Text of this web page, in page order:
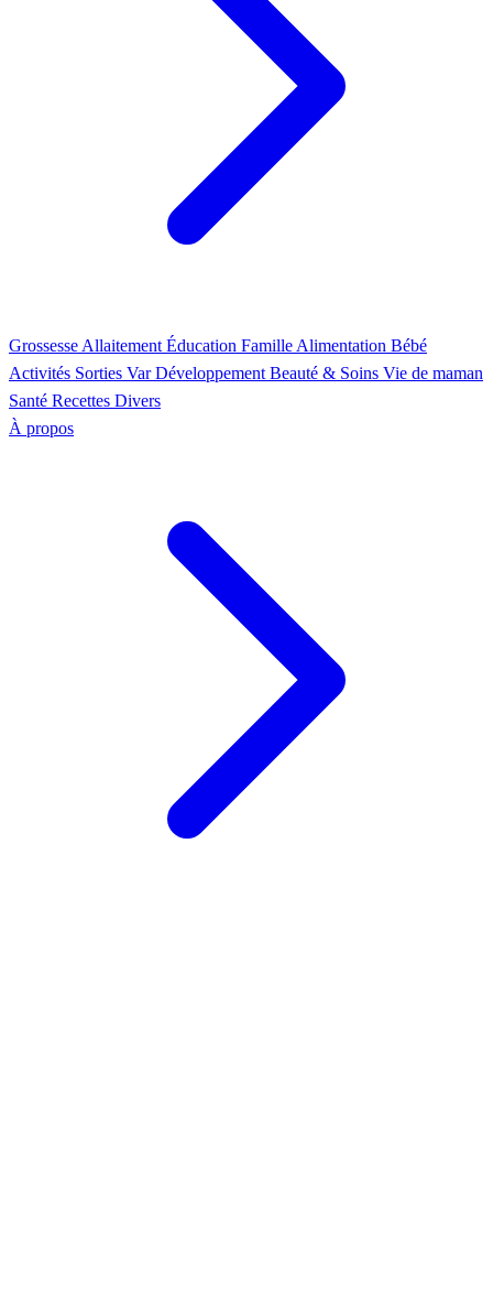
Grossesse Allaitement Éducation Famille Alimentation Bébé
Activités Sorties Var Développement Beauté & Soins Vie de maman
Santé Recettes Divers
À propos